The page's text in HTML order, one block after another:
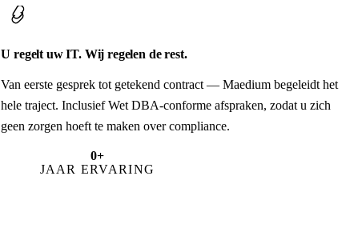
U regelt uw IT. Wij regelen de rest.
Van eerste gesprek tot getekend contract — Maedium begeleidt het
hele traject. Inclusief Wet DBA-conforme afspraken, zodat u zich
geen zorgen hoeft te maken over compliance.
0+
JAAR ERVARING